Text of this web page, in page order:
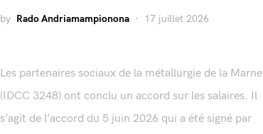
by Rado Andriamampionona 17 juillet 2026
Les partenaires sociaux de la métallurgie de la Marne
(IDCC 3248) ont conclu un accord sur les salaires. Il
s’agit de l’accord du 5 juin 2026 qui a été signé par